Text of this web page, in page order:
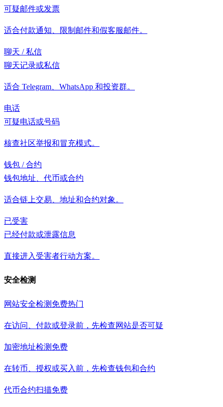
可疑邮件或发票
适合付款通知、限制邮件和假客服邮件。
聊天 / 私信
聊天记录或私信
适合 Telegram、WhatsApp 和投资群。
电话
可疑电话或号码
核查社区举报和冒充模式。
钱包 / 合约
钱包地址、代币或合约
适合链上交易、地址和合约对象。
已受害
已经付款或泄露信息
直接进入受害者行动方案。
安全检测
网站安全检测 免费热门
在访问、付款或登录前，先检查网站是否可疑
加密地址检测 免费
在转币、授权或买入前，先检查钱包和合约
代币合约扫描免费